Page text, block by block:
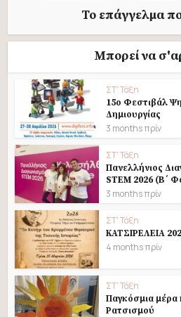
Το επάγγελμα
Μπορεί να
ΣΤ' Τάξη
15ο Φεστιβάλ
Δημιουργίας
3 months πρίν
ΣΤ' Τάξη
Πανελλήνιος
STEM 2026 (B΄
3 months πρίν
ΣΤ' Τάξη
ΚΑΤΣΙΡΕΛΕΙΑ
4 months πρίν
ΣΤ' Τάξη
Παγκόσμια μέρα
Ρατσισμού